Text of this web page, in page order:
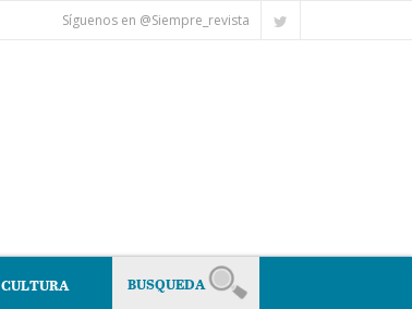
Síguenos en @Siempre_revista
CULTURA